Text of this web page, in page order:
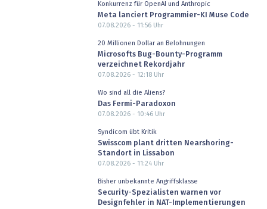
Konkurrenz für OpenAI und Anthropic
Meta lanciert Programmier-KI Muse Code
07.08.2026 - 11:56Uhr
20 Millionen Dollar an Belohnungen
Microsofts Bug-Bounty-Programm
verzeichnet Rekordjahr
07.08.2026 - 12:18Uhr
Wo sind all die Aliens?
Das Fermi-Paradoxon
07.08.2026 - 10:46Uhr
Syndicom übt Kritik
Swisscom plant dritten Nearshoring-
Standort in Lissabon
07.08.2026 - 11:24Uhr
Bisher unbekannte Angriffsklasse
Security-Spezialisten warnen vor
Designfehler in NAT-Implementierungen